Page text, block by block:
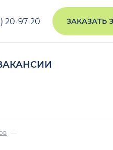
20-97-20 ЗАКАЗАТЬ